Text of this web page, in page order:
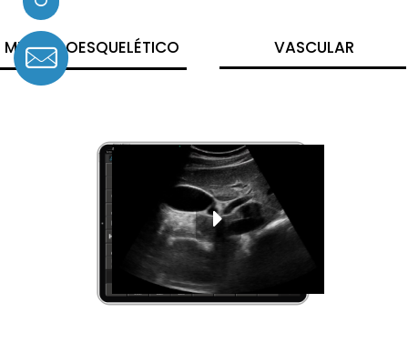
MUSCULOESQUELÉTICO VASCULAR